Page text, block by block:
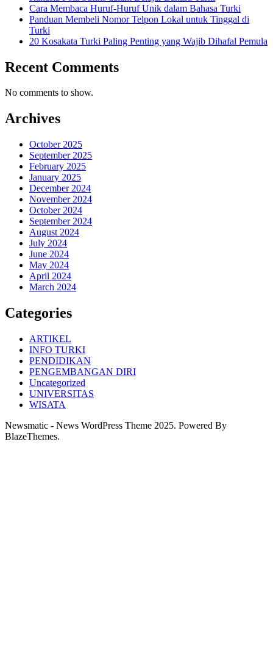
Cara Membaca Huruf-Huruf Unik dalam Bahasa Turki
Panduan Membeli Nomor Telpon Lokal untuk Tinggal di
Turki
20 Kosakata Turki Paling Penting yang Wajib Dihafal Pemula
Recent Comments
No comments to show.
Archives
October 2025
September 2025
February 2025
January 2025
December 2024
November 2024
October 2024
September 2024
August 2024
July 2024
June 2024
May 2024
April 2024
March 2024
Categories
ARTIKEL
INFO TURKI
PENDIDIKAN
PENGEMBANGAN DIRI
Uncategorized
UNIVERSITAS
WISATA
Newsmatic - News WordPress Theme 2025. Powered By
BlazeThemes.